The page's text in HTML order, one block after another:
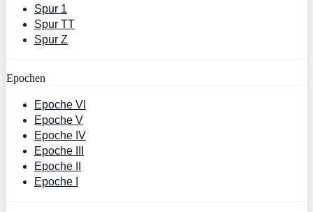
Spur 1
Spur TT
Spur Z
Epochen
Epoche VI
Epoche V
Epoche IV
Epoche III
Epoche II
Epoche I